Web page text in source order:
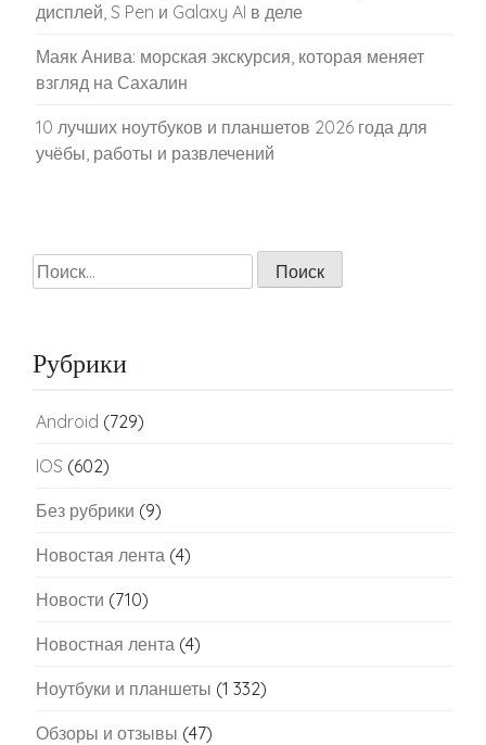
дисплей, S Pen и Galaxy AI в деле
Маяк Анива: морская экскурсия, которая меняет
взгляд на Сахалин
10 лучших ноутбуков и планшетов 2026 года для
учёбы, работы и развлечений
Найти:
Рубрики
Android (729)
IOS (602)
Без рубрики (9)
Новостая лента (4)
Новости (710)
Новостная лента (4)
Ноутбуки и планшеты (1 332)
Обзоры и отзывы (47)